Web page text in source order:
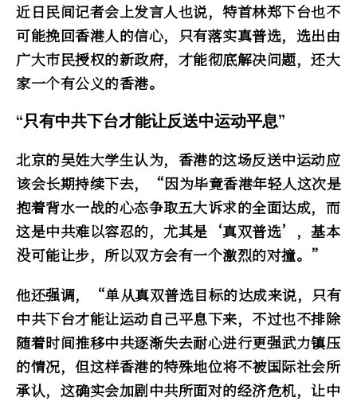
近日民间记者会上发言人也说，特首林郑下台也不
可能挽回香港人的信心，只有落实真普选，选出由
广大巿民授权的新政府，才能彻底解决问题，还大
家一个有公义的香港。
“只有中共下台才能让反送中运动平息”
北京的吴姓大学生认为，香港的这场反送中运动应
该会长期持续下去，“因为毕竟香港年轻人这次是
抱着背水一战的心态争取五大诉求的全面达成，而
这是中共难以容忍的，尤其是‘真双普选’，基本
没可能让步，所以双方会有一个激烈的对撞。”
他还强调，“单从真双普选目标的达成来说，只有
中共下台才能让运动自己平息下来，不过也不排除
随着时间推移中共逐渐失去耐心进行更强武力镇压
的情况，但这样香港的特殊地位将不被国际社会所
承认，这确实会加剧中共所面对的经济危机，让中